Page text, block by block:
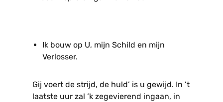
Ik bouw op U, mijn Schild en mijn
Verlosser.
Gij voert de strijd, de huld’ is u gewijd. In ’t
laatste uur zal ‘k zegevierend ingaan, in